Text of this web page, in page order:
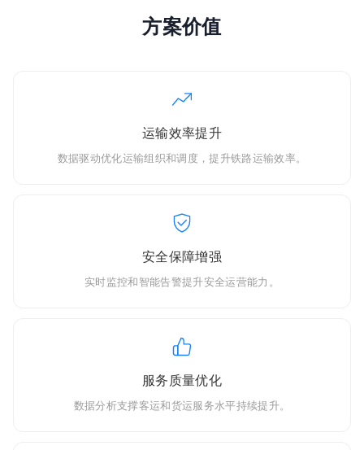
方案价值
运输效率提升
数据驱动优化运输组织和调度，提升铁路运输效率。
安全保障增强
实时监控和智能告警提升安全运营能力。
服务质量优化
数据分析支撑客运和货运服务水平持续提升。